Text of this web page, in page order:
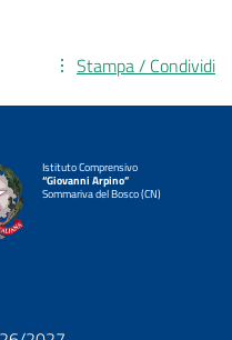
Stampa / Condividi
Istituto Comprensivo
“Giovanni Arpino”
Sommariva del Bosco (CN)